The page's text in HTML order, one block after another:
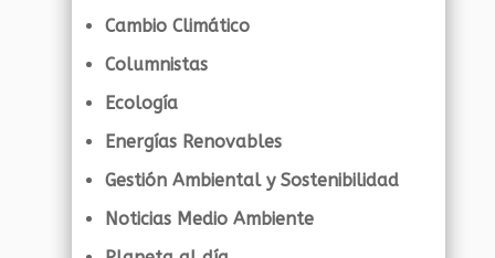
Cambio Climático
Columnistas
Ecología
Energías Renovables
Gestión Ambiental y Sostenibilidad
Noticias Medio Ambiente